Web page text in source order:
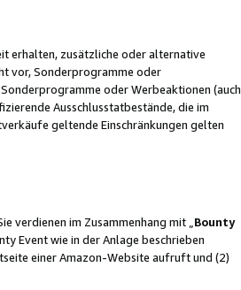
erhalten, zusätzliche oder alternative
vor, Sonderprogramme oder
oder Werbeaktionen (auch
Ausschlusstatbestände, die im
geltende Einschränkungen gelten
verdienen im Zusammenhang mit „ Bounty
Event wie in der Anlage beschrieben
einer Amazon-Website aufruft und (2)